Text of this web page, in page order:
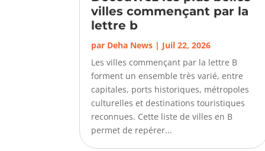
villes commençant par la
lettre b
par Deha News | Juil 22, 2026
Les villes commençant par la lettre B
forment un ensemble très varié, entre
capitales, ports historiques, métropoles
culturelles et destinations touristiques
reconnues. Cette liste de villes en B
permet de repérer...